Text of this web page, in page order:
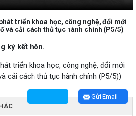
triển khoa học, công nghệ, đổi mới
và cải cách thủ tục hành chính (P5/5)
ký kết hôn.
triển khoa học, công nghệ, đổi mới
cải cách thủ tục hành chính (P5/5))
Gửi Email